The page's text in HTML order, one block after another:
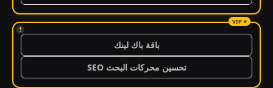
!
باقة باك لينك
تحسين محركات البحث SEO